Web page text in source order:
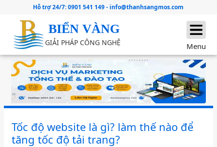
Hỗ trợ 24/7:0901 541 149- info@thanhsangmos.com
BIỂN VÀNG
GIẢI PHÁP CÔNG NGHỆ Menu
Tốc độ website là gì? làm thế nào để
tăng tốc độ tải trang?